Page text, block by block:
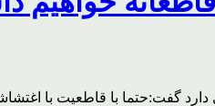
دارد گفت:حتما با قاطعیت با